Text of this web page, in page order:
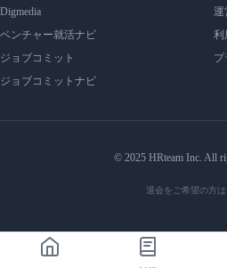
Digmedia
ベンチャー就活ナビ
ジョブコミット
ジョブコミットナビ
運
利
プ
© 2025 HRteam Inc. All
退会をご希望の方